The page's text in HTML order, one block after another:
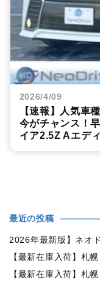
2026/4/09
【速報】人気車
今がチャンス！
イア2.5Z Aエデ
最近の投稿